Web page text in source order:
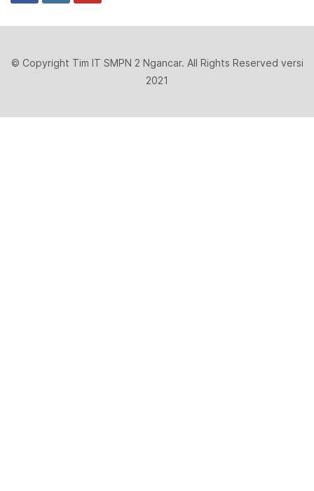
© Copyright Tim IT SMPN 2 Ngancar. All Rights Reserved versi
2021